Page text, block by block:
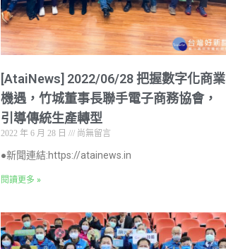
[AtaiNews] 2022/06/28 把握數字化商業
機遇，竹城董事長聯手電子商務協會，
引導傳統生產轉型
2022 年 6 月 28 日 尚無留言
●新聞連結:https://atainews.in
閱讀更多 »